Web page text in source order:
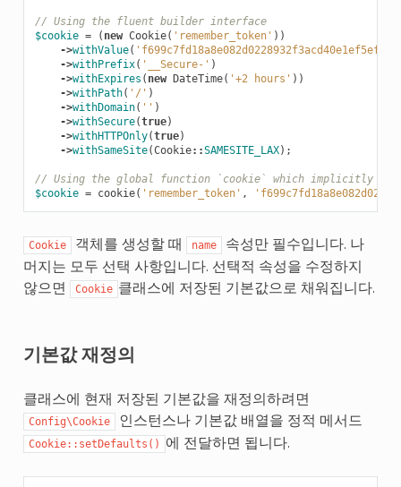
// Using the fluent builder interface
$cookie = ( new Cookie( 'remember_token' ))
->withValue(
->withPrefix( '__Secure-' )
->withExpires ( new DateTime( '+2 hours' ))
->withPath( '/' )
->withDomain( '' )
->withSecure(true)
->withHTTPOnly(true)
->withSameSite(Cookie::SAMESITE_LAX);
// Using the global function `cookie` which implicitly
$cookie = cookie( 'remember_token' ,
Cookie 객체를 생성할 때 name
속성만 필수입니다. 나
머지는 모두 선택 사항입니다. 선택적 속성을 수정하지
않으면
Cookie 클래스에 저장된 기본값으로 채워집니다.
기본값 재정의
클래스에 현재 저장된 기본값을 재정의하려면
Config\Cookie 인스턴스나 기본값 배열을 정적 메서드
Cookie::setDefaults() 에 전달하면 됩니다.